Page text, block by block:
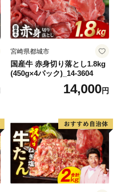
宮崎県都城市
国産牛 赤身切り落とし1.8kg
(450g×4パック)_14-3604
14,000円